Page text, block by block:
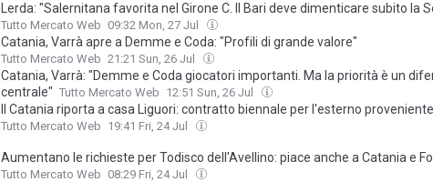
Lerda: "Salernitana favorita nel Girone C. Il Bari deve dimenticare subito la
Tutto Mercato Web 09:32 Mon, 27 Jul
Catania, Varrà apre a Demme e Coda: "Profili di grande valore"
Tutto Mercato Web 21:21 Sun, 26 Jul
Catania, Varrà: "Demme e Coda giocatori importanti. Ma la priorità è un
centrale" Tutto Mercato Web 12:51 Sun, 26 Jul
Il Catania riporta a casa Liguori: contratto biennale per l'esterno
Tutto Mercato Web 19:41 Fri, 24 Jul
Aumentano le richieste per Todisco dell'Avellino: piace anche a Catania e
Tutto Mercato Web 08:29 Fri, 24 Jul